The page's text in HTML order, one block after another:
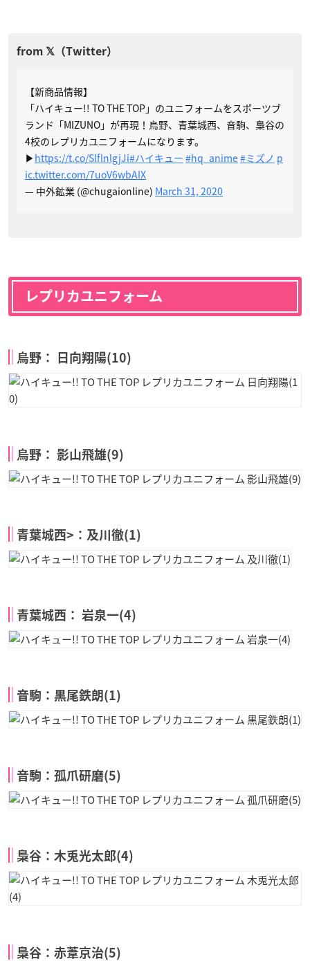
【新商品情報】
「ハイキュー!! TO THE TOP」のユニフォームをスポーツブ
ランド「MIZUNO」が再現！烏野、青葉城西、音駒、梟谷の
4校のレプリカユニフォームになります。
▶︎ https://t.co/SlflnlgjJi#ハイキュー #hq_anime#ミズノ p
ic.twitter.com/7uoV6wbAIX
— 中外鉱業 (@chugaionline) March 31, 2020
レプリカユニフォーム
烏野： 日向翔陽(10)
烏野： 影山飛雄(9)
青葉城西>：及川徹(1)
青葉城西： 岩泉一(4)
音駒：黒尾鉄朗(1)
音駒：孤爪研磨(5)
梟谷：木兎光太郎(4)
梟谷：赤葦京治(5)